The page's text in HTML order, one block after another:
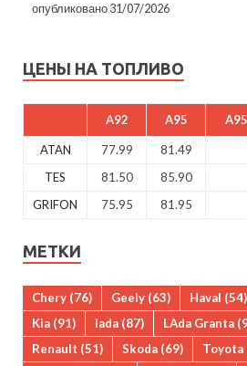
опубликовано 31/07/2026
ЦЕНЫ НА ТОПЛИВО
A92 A95
ATAN 77.99 81.49
TES
81.50 85.90
GRIFON
75.95 81.95
МЕТКИ
Chery (76) Geely (63) Haval (54)
Kia (91) lada (87) LAda Granta
Renault (51) Skoda (69) Toyota